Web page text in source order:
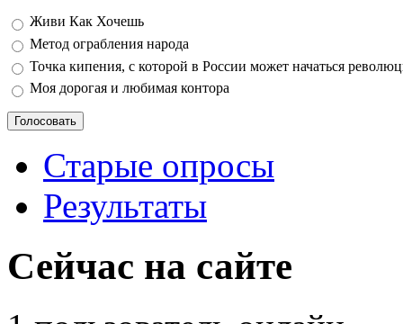
Варианты
Живи Как Хочешь
Метод ограбления народа
Точка кипения, с которой в России может начаться
Моя дорогая и любимая контора
Старые опросы
Результаты
Сейчас на сайте